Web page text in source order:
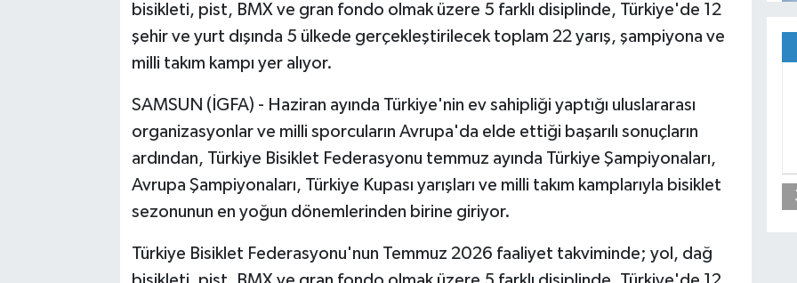
bisikleti, pist, BMX ve gran fondo olmak üzere 5 farklı disiplinde, Türkiye'de 12
şehir ve yurt dışında 5 ülkede gerçekleştirilecek toplam 22 yarış, şampiyona ve
milli takım kampı yer alıyor.
SAMSUN (İGFA) - Haziran ayında Türkiye'nin ev sahipliği yaptığı uluslararası
organizasyonlar ve milli sporcuların Avrupa'da elde ettiği başarılı sonuçların
ardından, Türkiye Bisiklet Federasyonu temmuz ayında Türkiye Şampiyonaları,
Avrupa Şampiyonaları, Türkiye Kupası yarışları ve milli takım kamplarıyla bisiklet
sezonunun en yoğun dönemlerinden birine giriyor.
Türkiye Bisiklet Federasyonu'nun Temmuz 2026 faaliyet takviminde; yol, dağ